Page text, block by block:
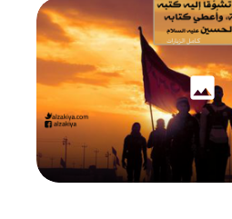
photo